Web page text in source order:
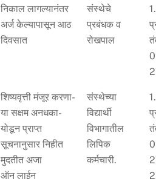
निकाल लागल्यानंतर
अर्ज केल्यापासून आठ
दिवसात
संस्थेचे
प्रबंधक व
रोखपाल
शिष्यवृत्ती मंजूर करणा-
या सक्षम अनधका-
योडून प्राप्त
सूचनानुसार निहीत
मुदतीत अजा
ऑन लाईन
संस्थेच्या
विद्यार्थी
विभागातील
लिपिक
कर्मचारी.